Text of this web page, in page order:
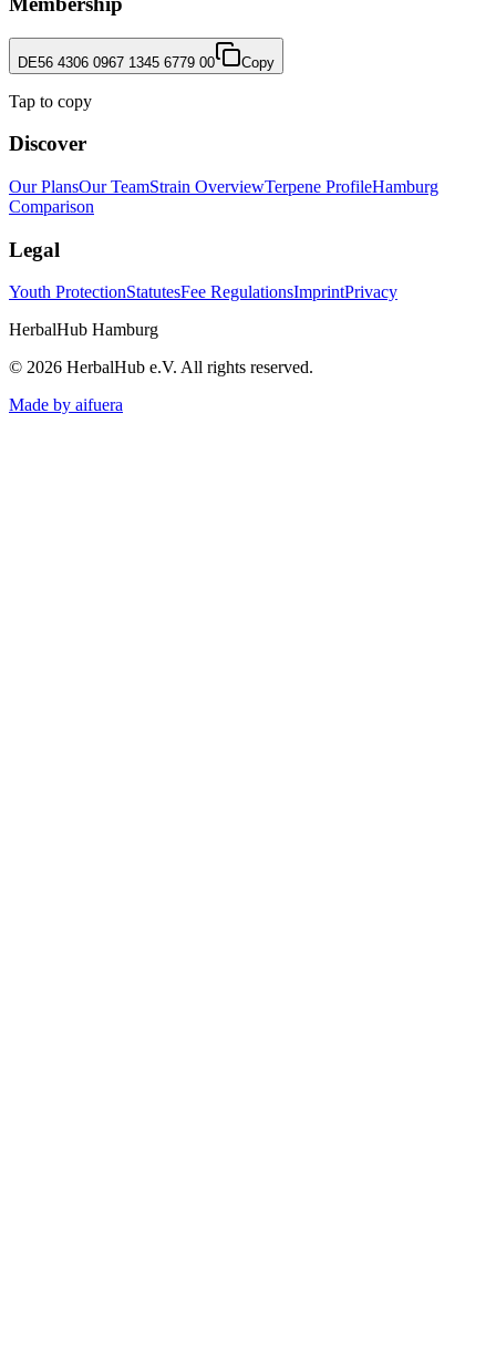
DE56 4306 0967 1345 6779 00 Copy
Tap to copy
Discover
Our PlansOur TeamStrain OverviewTerpene ProfileHamburg
Comparison
Legal
Youth ProtectionStatutesFee RegulationsImprintPrivacy
HerbalHub Hamburg
© 2026 HerbalHub e.V. All rights reserved.
Made by aifuera